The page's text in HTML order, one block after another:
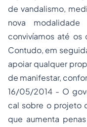
de vandalismo,
nova
convivíamos até os
Contudo, em
apoiar qualquer
de manifestar,
16/05/2014 - O
cal sobre o projeto
que aumenta